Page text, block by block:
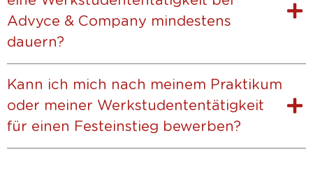
Advyce & Company mindestens
dauern?
Kann ich mich nach meinem Praktikum
oder meiner Werkstudententätigkeit
für einen Festeinstieg bewerben?